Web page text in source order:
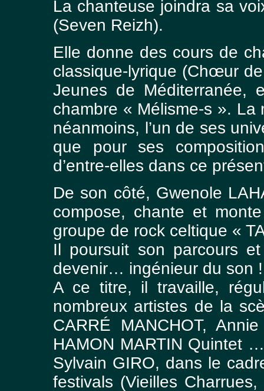
La chanteuse joindra sa
(Seven Reizh).
Elle donne des cours de
classique-lyrique (Chœur
Jeunes de Méditerranée,
chambre « Mélisme-s ».
néanmoins, l’un de ses
que pour ses
d’entre-elles dans ce
De son côté, Gwenole
compose, chante et
groupe de rock celtique «
Il poursuit son parcours
devenir… ingénieur du son !
A ce titre, il travaille,
nombreux artistes de la
CARRÉ MANCHOT,
HAMON MARTIN Quintet
Sylvain GIRO, dans le
festivals (Vieilles